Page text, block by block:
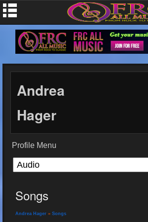
Andrea
Hager
Profile Menu
Songs
Andrea Hager » Songs